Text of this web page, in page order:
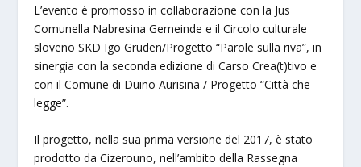
L’evento è promosso in collaborazione con la Jus
Comunella Nabresina Gemeinde e il Circolo culturale
sloveno SKD Igo Gruden/Progetto “Parole sulla riva”, in
sinergia con la seconda edizione di Carso Crea(t)tivo e
con il Comune di Duino Aurisina / Progetto “Città che
legge”.
Il progetto, nella sua prima versione del 2017, è stato
prodotto da Cizerouno, nell’ambito della Rassegna